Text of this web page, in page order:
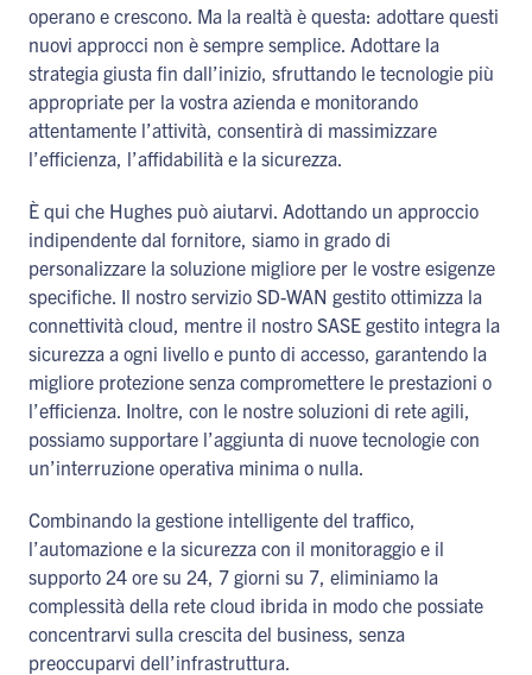
operano e crescono. Ma la realtà è questa: adottare questi
nuovi approcci non è sempre semplice. Adottare la
strategia giusta fin dall’inizio, sfruttando le tecnologie più
appropriate per la vostra azienda e monitorando
attentamente l’attività, consentirà di massimizzare
l’efficienza, l’affidabilità e la sicurezza.
È qui che Hughes può aiutarvi. Adottando un approccio
indipendente dal fornitore, siamo in grado di
personalizzare la soluzione migliore per le vostre esigenze
specifiche. Il nostro servizio SD-WAN gestito ottimizza la
connettività cloud, mentre il nostro SASE gestito integra la
sicurezza a ogni livello e punto di accesso, garantendo la
migliore protezione senza compromettere le prestazioni o
l’efficienza. Inoltre, con le nostre soluzioni di rete agili,
possiamo supportare l’aggiunta di nuove tecnologie con
un’interruzione operativa minima o nulla.
Combinando la gestione intelligente del traffico,
l’automazione e la sicurezza con il monitoraggio e il
supporto 24 ore su 24, 7 giorni su 7, eliminiamo la
complessità della rete cloud ibrida in modo che possiate
concentrarvi sulla crescita del business, senza
preoccuparvi dell’infrastruttura.